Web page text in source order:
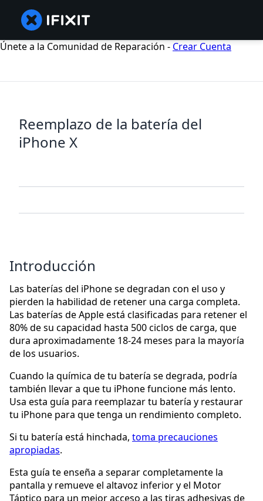
Únete a la Comunidad de Reparación - Crear Cuenta
Reemplazo de la batería del
iPhone X
Introducción
Las baterías del iPhone se degradan con el uso y
pierden la habilidad de retener una carga completa.
Las baterías de Apple está clasificadas para retener el
80% de su capacidad hasta 500 ciclos de carga, que
dura aproximadamente 18-24 meses para la mayoría
de los usuarios.
Cuando la química de tu batería se degrada, podría
también llevar a que tu iPhone funcione más lento.
Usa esta guía para reemplazar tu batería y restaurar
tu iPhone para que tenga un rendimiento completo.
Si tu batería está hinchada, toma precauciones
apropiadas.
Esta guía te enseña a separar completamente la
pantalla y remueve el altavoz inferior y el Motor
Táptico para un mejor acceso a las tiras adhesivas de